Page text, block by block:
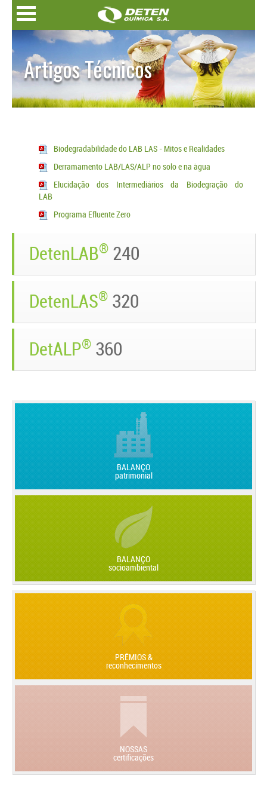
Artigos Técnicos
Biodegradabilidade do LAB LAS - Mitos e Realidades
Derramamento LAB/LAS/ALP no solo e na àgua
Elucidação dos Intermediários da Biodegração do
LAB
Programa Efluente Zero
DetenLAB® 240
DetenLAS® 320
DetALP® 360
BALANÇO
patrimonial
BALANÇO
socioambiental
PRÊMIOS &
reconhecimentos
NOSSAS
certificações